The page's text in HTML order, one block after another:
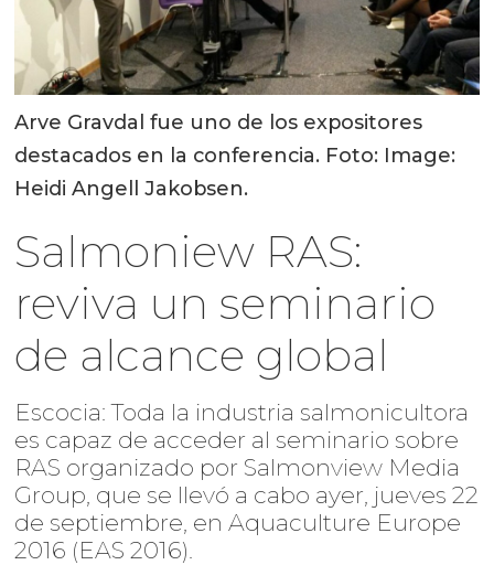
Arve Gravdal fue uno de los expositores
destacados en la conferencia. Foto: Image:
Heidi Angell Jakobsen.
Salmoniew RAS:
reviva un seminario
de alcance global
Escocia: Toda la industria salmonicultora
es capaz de acceder al seminario sobre
RAS organizado por Salmonview Media
Group, que se llevó a cabo ayer, jueves 22
de septiembre, en Aquaculture Europe
2016 (EAS 2016).